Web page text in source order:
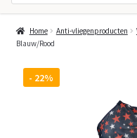
Home Anti-vliegenproducten
Blauw/Rood
- 22%